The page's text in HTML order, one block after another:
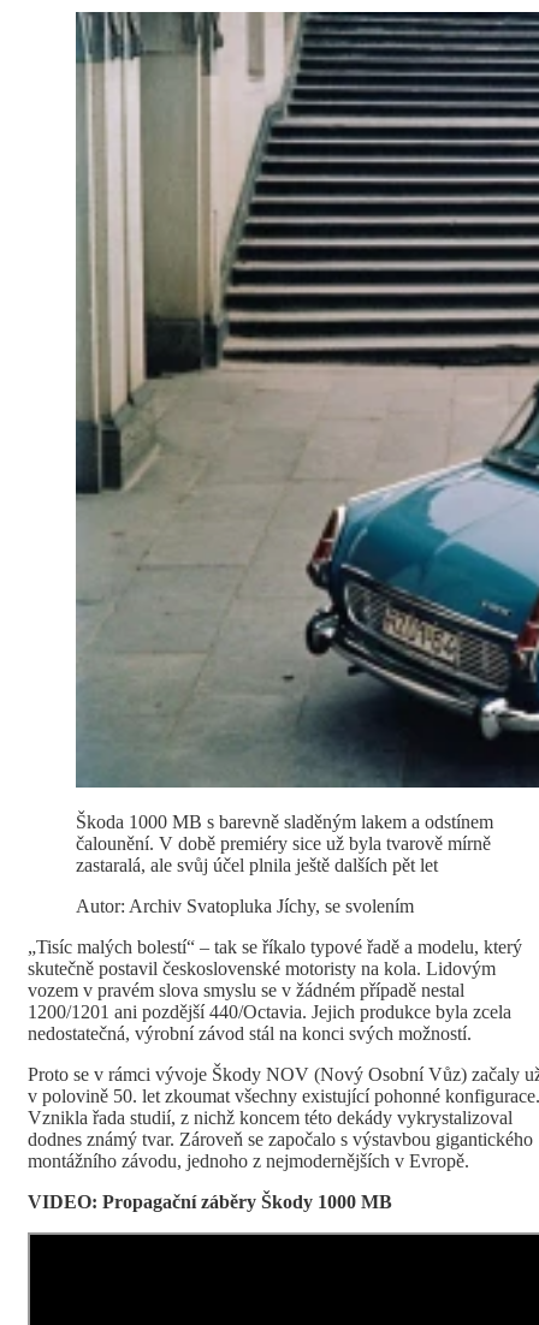
Škoda 1000 MB s barevně sladěným lakem a odstínem
čalounění. V době premiéry sice už byla tvarově mírně
zastaralá, ale svůj účel plnila ještě dalších pět let
Autor: Archiv Svatopluka Jíchy, se svolením
„Tisíc malých bolestí“ – tak se říkalo typové řadě a modelu, který
skutečně postavil československé motoristy na kola. Lidovým
vozem v pravém slova smyslu se v žádném případě nestal
1200/1201 ani pozdější 440/Octavia. Jejich produkce byla zcela
nedostatečná, výrobní závod stál na konci svých možností.
Proto se v rámci vývoje Škody NOV (Nový Osobní Vůz) začaly
v polovině 50. let zkoumat všechny existující pohonné konfigurace.
Vznikla řada studií, z nichž koncem této dekády vykrystalizoval
dodnes známý tvar. Zároveň se započalo s výstavbou gigantického
montážního závodu, jednoho z nejmodernějších v Evropě.
VIDEO: Propagační záběry Škody 1000 MB